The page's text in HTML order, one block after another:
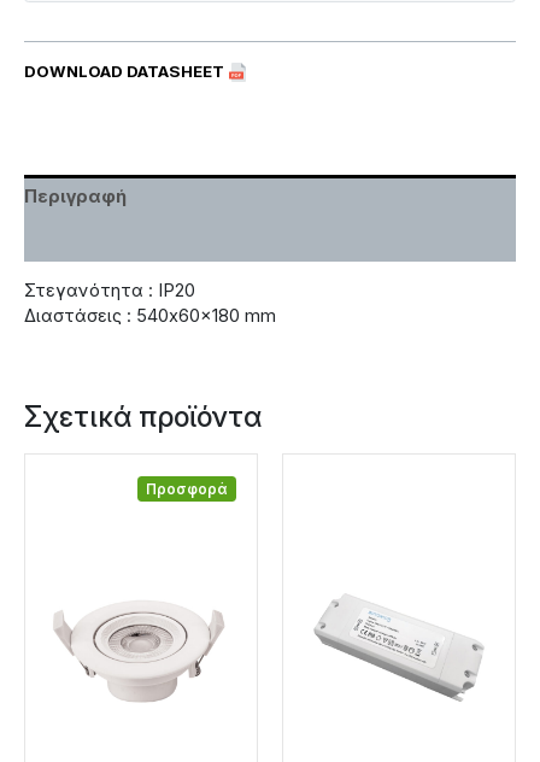
DOWNLOAD DATASHEET
Περιγραφή
Στεγανότητα : IP20
Διαστάσεις : 540x60x180 mm
Σχετικά προϊόντα
Προσφορά